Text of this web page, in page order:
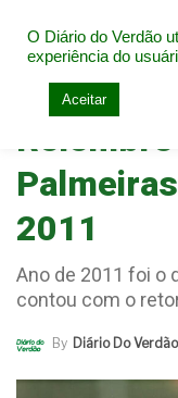
Home Uncategorized
2011
Ano de 2011 foi o
contou com o
By Diário Do Verdão
O Diário do Verdão
experiência do
Aceitar